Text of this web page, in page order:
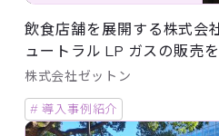
飲食店舗を展開する株式会
ュートラル LP ガスの販売
株式会社ゼットン
# 導入事例紹介